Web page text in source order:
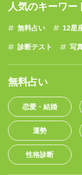
人気のキーワー
無料占い 12星
診断テスト 写
無料占い
恋愛・結婚
運勢
性格診断